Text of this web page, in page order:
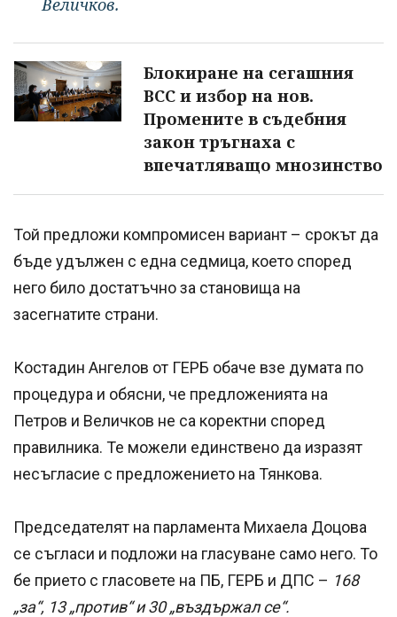
Блокиране на сегашния
ВСС и избор на нов.
Промените в съдебния
закон тръгнаха с
впечатляващо мнозинство
Той предложи компромисен вариант – срокът да
бъде удължен с една седмица, което според
него било достатъчно за становища на
засегнатите страни.
Костадин Ангелов от ГЕРБ обаче взе думата по
процедура и обясни, че предложенията на
Петров и Величков не са коректни според
правилника. Те можели единствено да изразят
несъгласие с предложението на Тянкова.
Председателят на парламента Михаела Доцова
се съгласи и подложи на гласуване само него. То
бе прието с гласовете на ПБ, ГЕРБ и ДПС – 168
„за“, 13 „против“ и 30 „въздържал се“.